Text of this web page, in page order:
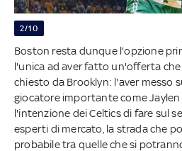
2/10
Boston resta dunque l'opzione
l'unica ad aver fatto un'offerta che
chiesto da Brooklyn: l'aver messo
giocatore importante come
l'intenzione dei Celtics di fare sul
esperti di mercato, la strada che
probabile tra quelle che si